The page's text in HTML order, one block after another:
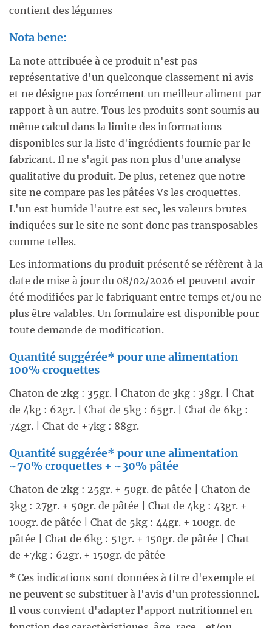
contient des légumes
Nota bene:
La note attribuée à ce produit n'est pas
représentative d'un quelconque classement ni avis
et ne désigne pas forcément un meilleur aliment par
rapport à un autre. Tous les produits sont soumis au
même calcul dans la limite des informations
disponibles sur la liste d'ingrédients fournie par le
fabricant. Il ne s'agit pas non plus d'une analyse
qualitative du produit. De plus, retenez que notre
site ne compare pas les pâtées Vs les croquettes.
L'un est humide l'autre est sec, les valeurs brutes
indiquées sur le site ne sont donc pas transposables
comme telles.
Les informations du produit présenté se réfèrent à la
date de mise à jour du 08/02/2026 et peuvent avoir
été modifiées par le fabriquant entre temps et/ou ne
plus être valables. Un formulaire est disponible pour
toute demande de modification.
Quantité suggérée* pour une alimentation
100% croquettes
Chaton de 2kg : 35gr. | Chaton de 3kg : 38gr. | Chat
de 4kg : 62gr. | Chat de 5kg : 65gr. | Chat de 6kg :
74gr. | Chat de +7kg : 88gr.
Quantité suggérée* pour une alimentation
~70% croquettes + ~30% pâtée
Chaton de 2kg : 25gr. + 50gr. de pâtée | Chaton de
3kg : 27gr. + 50gr. de pâtée | Chat de 4kg : 43gr. +
100gr. de pâtée | Chat de 5kg : 44gr. + 100gr. de
pâtée | Chat de 6kg : 51gr. + 150gr. de pâtée | Chat
de +7kg : 62gr. + 150gr. de pâtée
* Ces indications sont données à titre d'exemple et
ne peuvent se substituer à l'avis d'un professionnel.
Il vous convient d'adapter l'apport nutritionnel en